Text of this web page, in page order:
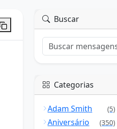
Buscar
Categorias
Adam Smith (5)
Aniversário (350)